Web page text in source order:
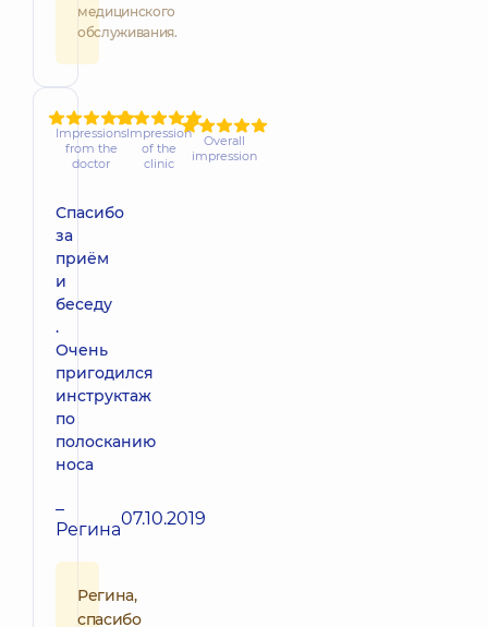
медицинского
обслуживания.
Impressions
from the
doctor
Impression
of the
clinic
Overall
impression
Спасибо
за
приём
и
беседу
.
Очень
пригодился
инструктаж
по
полосканию
носа
–
Регина07.10.2019
Регина,
спасибо